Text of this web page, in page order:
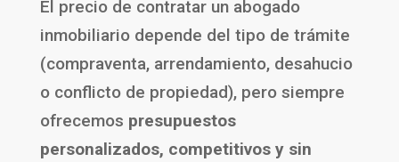
El precio de contratar un abogado
inmobiliario depende del tipo de trámite
(compraventa, arrendamiento, desahucio
o conflicto de propiedad), pero siempre
ofrecemos presupuestos
personalizados, competitivos y sin